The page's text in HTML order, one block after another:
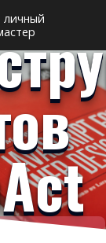
вебмастер